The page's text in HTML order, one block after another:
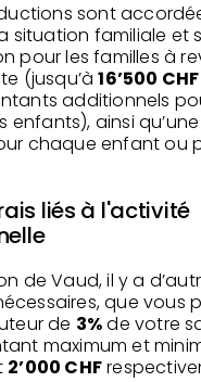
sont
situation familiale et
pour les familles à
(jusqu’à16’500 CHF
additionnels
enfants), ainsi qu’une
chaque enfant ou
liés à l'activité
de Vaud, il y a
que vous
de 3%de votre
maximum et
2’000 CHF